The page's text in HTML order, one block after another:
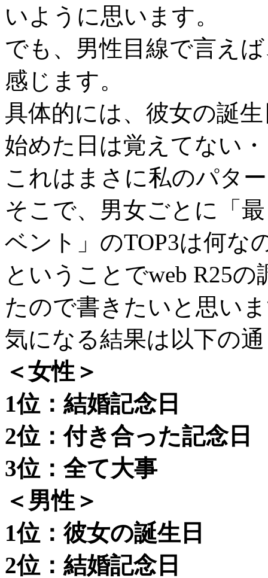
いように思います。
でも、男性目線で言え
感じます。
具体的には、彼女の誕
始めた日は覚えてない
これはまさに私のパタ
そこで、男女ごとに「
ベント」のTOP3は何な
ということでweb R25
たので書きたいと思い
気になる結果は以下の
＜女性＞
1位：結婚記念日
2位：付き合った記念日
3位：全て大事
＜男性＞
1位：彼女の誕生日
2位：結婚記念日